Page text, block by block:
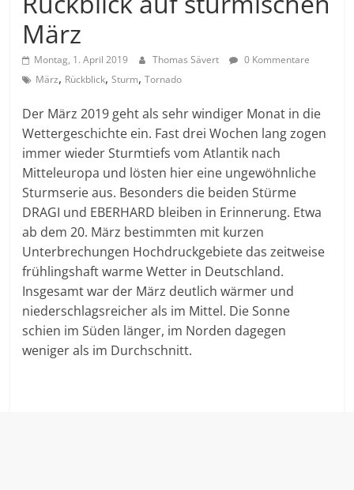
März
Montag, 1. April 2019 Thomas Sävert
0 Kommentare
März, Rückblick,Sturm,Tornado
Der März 2019 geht als sehr windiger Monat in die
Wettergeschichte ein. Fast drei Wochen lang zogen
immer wieder Sturmtiefs vom Atlantik nach
Mitteleuropa und lösten hier eine ungewöhnliche
Sturmserie aus. Besonders die beiden Stürme
DRAGI und EBERHARD bleiben in Erinnerung. Etwa
ab dem 20. März bestimmten mit kurzen
Unterbrechungen Hochdruckgebiete das zeitweise
frühlingshaft warme Wetter in Deutschland.
Insgesamt war der März deutlich wärmer und
niederschlagsreicher als im Mittel. Die Sonne
schien im Süden länger, im Norden dagegen
weniger als im Durchschnitt.